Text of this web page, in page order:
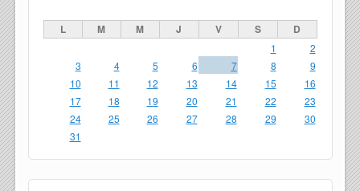
L M M J V S D
1
2
3
4 5 6 7 8
9
10
11 12 13 14 15
16
17
18 19 20 21 22
23
24
25 26 27 28 29
30
31